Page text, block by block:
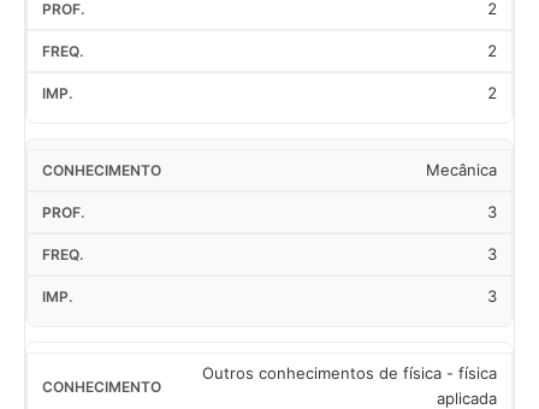
2
2
2
Mecânica
3
3
3
Outros conhecimentos de física - física
aplicada